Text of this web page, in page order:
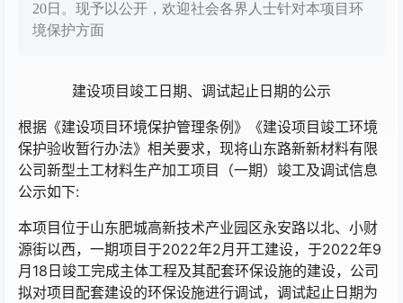
20日。现予以公开，欢迎社会各界人士针对本项目环
境保护方面
建设项目竣工日期、调试起止日期的公示
根据《建设项目环境保护管理条例》《建设项目竣工环境
保护验收暂行办法》相关要求，现将山东路新新材料有限
公司新型土工材料生产加工项目（一期）竣工及调试信息
公示如下:
本项目位于山东肥城高新技术产业园区永安路以北、小财
源街以西，一期项目于2022年2月开工建设，于2022年9
月18日竣工完成主体工程及其配套环保设施的建设，公司
拟对项目配套建设的环保设施进行调试，调试起止日期为